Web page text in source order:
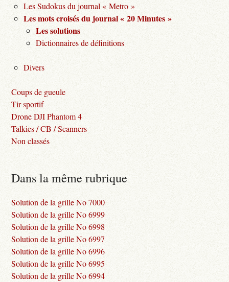
Les Sudokus du journal « Metro »
Les mots croisés du journal « 20 Minutes »
Les solutions
Dictionnaires de définitions
Divers
Coups de gueule
Tir sportif
Drone DJI Phantom 4
Talkies / CB / Scanners
Non classés
Dans la même rubrique
Solution de la grille No 7000
Solution de la grille No 6999
Solution de la grille No 6998
Solution de la grille No 6997
Solution de la grille No 6996
Solution de la grille No 6995
Solution de la grille No 6994